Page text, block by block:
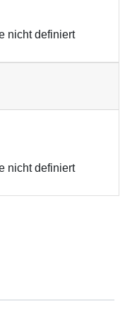
nicht definiert
nicht definiert